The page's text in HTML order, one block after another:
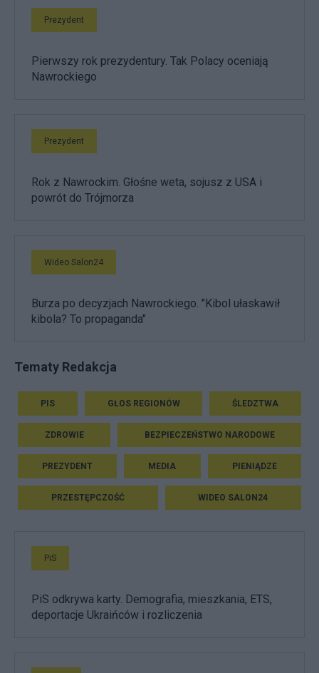
Prezydent
Pierwszy rok prezydentury. Tak Polacy oceniają
Nawrockiego
Prezydent
Rok z Nawrockim. Głośne weta, sojusz z USA i
powrót do Trójmorza
Wideo Salon24
Burza po decyzjach Nawrockiego. "Kibol ułaskawił
kibola? To propaganda"
Tematy Redakcja
PIS GŁOS REGIONÓW ŚLEDZTWA
ZDROWIE BEZPIECZEŃSTWO NARODOWE
PREZYDENT MEDIA PIENIĄDZE
PRZESTĘPCZOŚĆ WIDEO SALON24
PiS
PiS odkrywa karty. Demografia, mieszkania, ETS,
deportacje Ukraińców i rozliczenia